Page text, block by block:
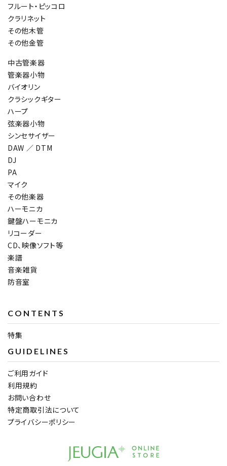
フルート・ピッコロ
クラリネット
その他木管
その他金管
中古管楽器
管楽器小物
バイオリン
クラシックギター
ハープ
弦楽器小物
シンセサイザー
DAW ／ DTM
DJ
PA
マイク
その他楽器
ハーモニカ
鍵盤ハーモニカ
リコーダー
CD、映像ソフト等
楽譜
音楽雑貨
防音室
CONTENTS
特集
GUIDELINES
ご利用ガイド
利用規約
お問い合わせ
特定商取引法について
プライバシーポリシー